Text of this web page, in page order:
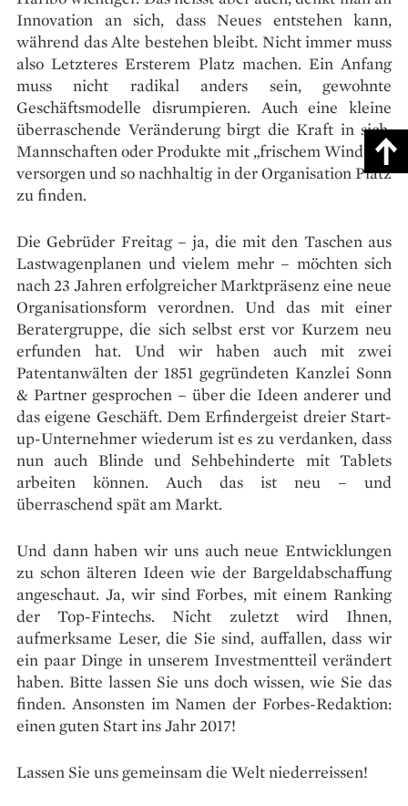
Innovation an sich, dass Neues entstehen kann,
während das Alte bestehen bleibt. Nicht immer muss
also Letzteres Ersterem Platz machen. Ein Anfang
muss nicht radikal anders sein, gewohnte
Geschäftsmodelle disrumpieren. Auch eine kleine
überraschende Veränderung birgt die Kraft in sich,
Mannschaften oder Produkte mit „frischem Wind“ zu
versorgen und so nachhaltig in der Organisation Platz
zu finden.
Die Gebrüder Freitag – ja, die mit den Taschen aus
Lastwagenplanen und vielem mehr – möchten sich
nach 23 Jahren erfolgreicher Marktpräsenz eine neue
Organisationsform verordnen. Und das mit einer
Beratergruppe, die sich selbst erst vor Kurzem neu
erfunden hat. Und wir haben auch mit zwei
Patentanwälten der 1851 gegründeten Kanzlei Sonn
& Partner gesprochen – über die Ideen anderer und
das eigene Geschäft. Dem Erfindergeist dreier Start-
up-Unternehmer wiederum ist es zu verdanken, dass
nun auch Blinde und Sehbehinderte mit Tablets
arbeiten können. Auch das ist neu – und
überraschend spät am Markt.
Und dann haben wir uns auch neue Entwicklungen
zu schon älteren Ideen wie der Bargeldabschaffung
angeschaut. Ja, wir sind Forbes, mit einem Ranking
der Top-Fintechs. Nicht zuletzt wird Ihnen,
aufmerksame Leser, die Sie sind, auffallen, dass wir
ein paar Dinge in unserem Investmentteil verändert
haben. Bitte lassen Sie uns doch wissen, wie Sie das
finden. Ansonsten im Namen der Forbes-Redaktion:
einen guten Start ins Jahr 2017!
Lassen Sie uns gemeinsam die Welt niederreissen!